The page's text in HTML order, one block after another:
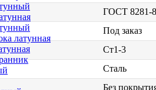
латунная
ГОСТ 8281-
Под заказ
Ст1-3
Сталь
Без